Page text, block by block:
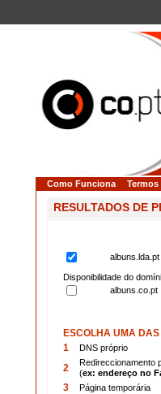
Como Funciona
RESULTADOS DE
albuns.lda.pt
Disponibilidade do
albuns.co.pt
ESCOLHA UMA
1
DNS próprio
2
Redireccionamento
(ex: endereço no
3 Página temporária